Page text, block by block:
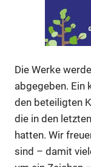
Die Werke
abgegeben. Ein
den beteiligten
die in den
hatten. Wir
sind – damit